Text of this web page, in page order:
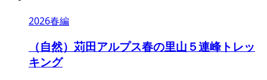
2026春編
（自然）苅田アルプス春の里山５連峰トレッ
キング